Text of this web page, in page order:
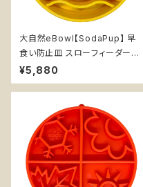
大自然eBowl【SodaPup】 早
食い防止皿 スローフィーダー
知育 エンリッチメント フードボ
ウル ソダパップ グレートアウトド
¥5,880